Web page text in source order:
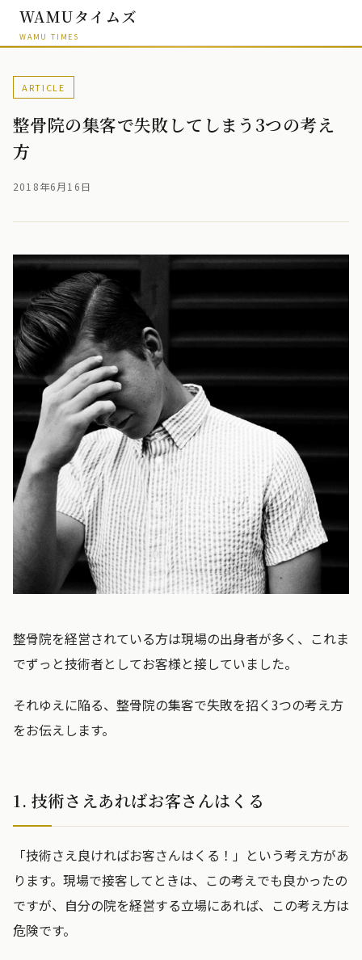
WAMUタイムズ
WAMU TIMES
ARTICLE
整骨院の集客で失敗してしまう3つの考え
方
2018年6月16日
整骨院を経営されている方は現場の出身者が多く、これま
でずっと技術者としてお客様と接していました。
それゆえに陥る、整骨院の集客で失敗を招く3つの考え方
をお伝えします。
1. 技術さえあればお客さんはくる
「技術さえ良ければお客さんはくる！」という考え方があ
ります。現場で接客してときは、この考えでも良かったの
ですが、自分の院を経営する立場にあれば、この考え方は
危険です。